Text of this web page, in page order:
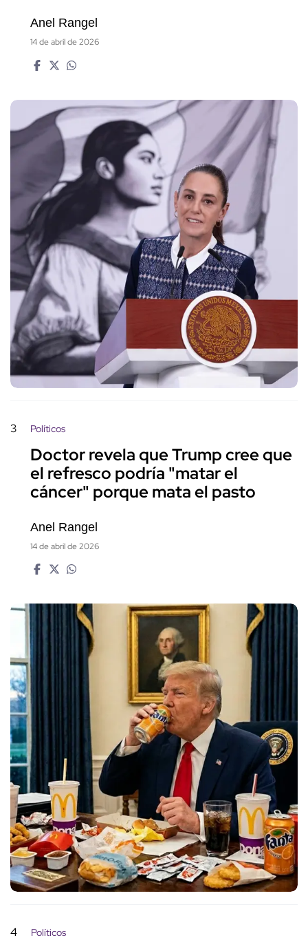
Anel Rangel
14 de abril de 2026
3 Políticos
Doctor revela que Trump cree que
el refresco podría "matar el
cáncer" porque mata el pasto
Anel Rangel
14 de abril de 2026
4 Políticos